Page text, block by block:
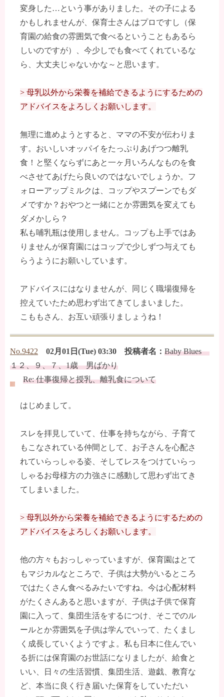
変身した…という事がありました。その子による
かもしれませんが、保育士さんはプロですし（保
育園の給食の雰囲気で食べるということもあるら
しいのですが）、今少しでも食べてくれているな
ら、大丈夫じゃないかな～と思います。
> 母乳以外から栄養を補給できるようにするための
アドバイスをよろしくお願いします。
無理に進めようとすると、ママの不安が伝わりま
す。おいしいオッパイをたっぷりあげつつ離乳
食！と堅くならずにあと一ヶ月いろんなものを食
べさせてあげたら良いのではないでしょうか。フ
ォローアップミルクは、コップやスプーンでもダ
メですか？おやつと一緒にとか雰囲気を変えても
ダメかしら？
私も哺乳瓶は使用しません。コップも上手ではあ
りませんが保育園にはコップで少しずつ与えても
らうようにお願いしています。
アドバイスにはなりませんが、同じく職場復帰を
控えていたため思わず出てきてしまいました。
こももさん、お互い頑張りましょうね！
No.9422 02月01日(Tue) 03:30 投稿者名： Baby Blues
１２、９、７、1歳 男ばかり
Re: 仕事復帰と授乳、離乳食について
はじめまして。
スレを拝見していて、仕事を持ちながら、子育て
もこなされている仲間として、お子さんを心配さ
れていらっしゃる姿、そしてレスをつけていらっ
しゃるお母様方の力強さに感動して思わず出てき
てしまいました。
> 母乳以外から栄養を補給できるようにするための
アドバイスをよろしくお願いします。
他の方々もおっしゃっていますが、保育園はとて
もマジカルなところで、子供は大勢がいるところ
ではたくさん食べるみたいですね。今は心配材料
がたくさんあると思いますが、子供は子供で保育
園に入って、集団生活をするにつけ、そこでのル
ールとか雰囲気を子供は学んでいって、たくまし
く成長していくようですよ。私も日本に住んでい
る折には保育園のお世話になりましたが、給食と
いい、日々の生活習慣、集団生活、遊戯、教育な
ど、本当に良く行き届いた保育をしていただい